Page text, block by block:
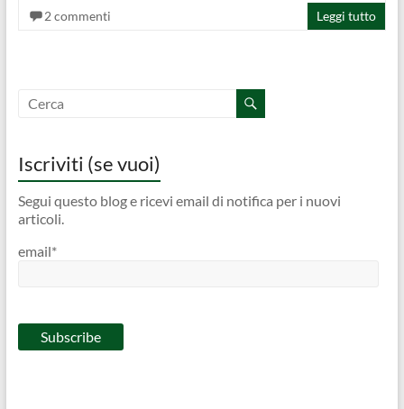
2 commenti
Leggi tutto
Iscriviti (se vuoi)
Segui questo blog e ricevi email di notifica per i nuovi
articoli.
email*